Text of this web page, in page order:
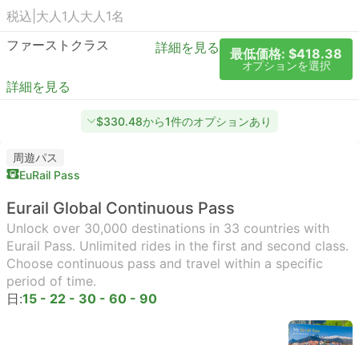
税込 大人1人 大人1名
ファーストクラス
詳細を見る 最低価格: $418.38
オプションを選択
詳細を見る
$330.48から1件のオプションあり
周遊パス
EuRail Pass
Eurail Global Continuous Pass
Unlock over 30,000 destinations in 33 countries with
Eurail Pass. Unlimited rides in the first and second class.
Choose continuous pass and travel within a specific
period of time.
日:15 - 22 - 30 - 60 - 90